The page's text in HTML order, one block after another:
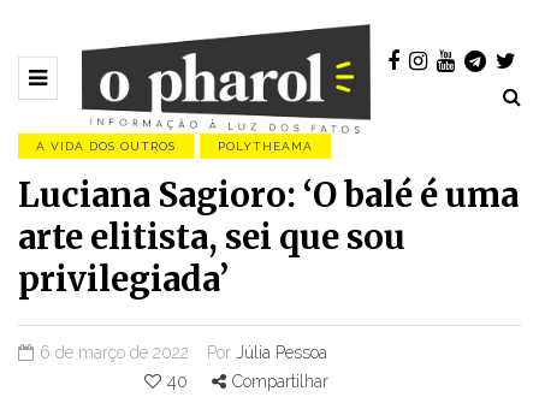
A VIDA DOS OUTROS POLYTHEAMA
Luciana Sagioro: ‘O balé é uma
arte elitista, sei que sou
privilegiada’
6 de março de 2022 Por Júlia Pessoa
40
Compartilhar